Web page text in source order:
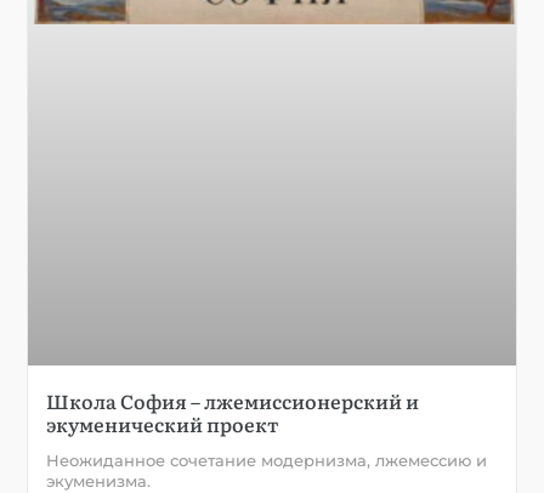
Школа София – лжемиссионерский и
экуменический проект
Неожиданное сочетание модернизма, лжемессию и
экуменизма.